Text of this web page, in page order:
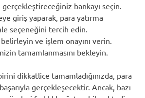
bankayı seçin.
giriş yaparak, para yatırma
seçeneğini tercih edin.
ve işlem onayını verin.
tamamlanmasını bekleyin.
dikkatlice tamamladığınızda, para
gerçekleşecektir. Ancak, bazı